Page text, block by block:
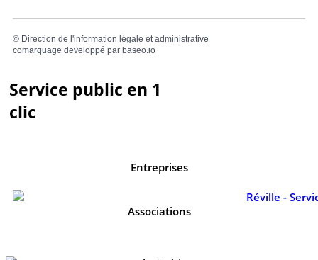
© Direction de l'information légale et administrative
comarquage developpé par baseo.io
Service public en 1
clic
Entreprises
Associations